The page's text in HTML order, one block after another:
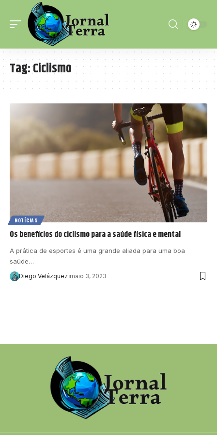
Tag:Ciclismo
NOTÍCIAS
Os benefícios do ciclismo para a saúde física e mental
A prática de esportes é uma grande aliada para uma boa
saúde…
Diego Velázquez maio 3, 2023